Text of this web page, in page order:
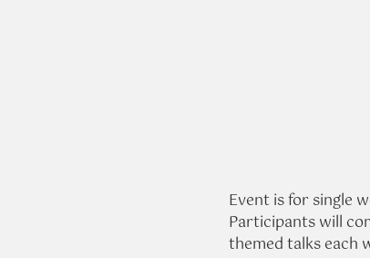
Event is for single
Participants will
themed talks each